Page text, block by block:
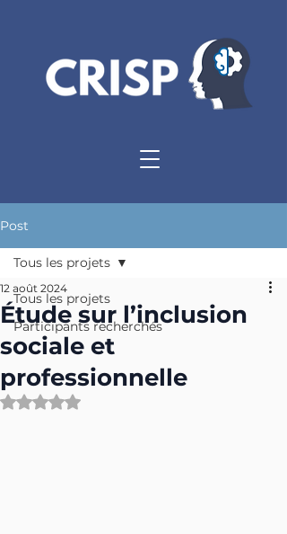
Post
Tous les projets
Participants recherchés
Tous les projets
Étude sur l’inclusion
sociale et
professionnelle
12 août 2024
Noté NaN étoiles sur 5.